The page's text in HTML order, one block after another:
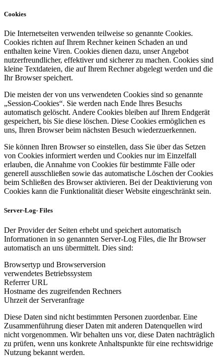
Cookies
Die Internetseiten verwenden teilweise so genannte Cookies.
Cookies richten auf Ihrem Rechner keinen Schaden an und
enthalten keine Viren. Cookies dienen dazu, unser Angebot
nutzerfreundlicher, effektiver und sicherer zu machen. Cookies sind
kleine Textdateien, die auf Ihrem Rechner abgelegt werden und die
Ihr Browser speichert.
Die meisten der von uns verwendeten Cookies sind so genannte
„Session-Cookies“. Sie werden nach Ende Ihres Besuchs
automatisch gelöscht. Andere Cookies bleiben auf Ihrem Endgerät
gespeichert, bis Sie diese löschen. Diese Cookies ermöglichen es
uns, Ihren Browser beim nächsten Besuch wiederzuerkennen.
Sie können Ihren Browser so einstellen, dass Sie über das Setzen
von Cookies informiert werden und Cookies nur im Einzelfall
erlauben, die Annahme von Cookies für bestimmte Fälle oder
generell ausschließen sowie das automatische Löschen der Cookies
beim Schließen des Browser aktivieren. Bei der Deaktivierung von
Cookies kann die Funktionalität dieser Website eingeschränkt sein.
Server-Log- Files
Der Provider der Seiten erhebt und speichert automatisch
Informationen in so genannten Server-Log Files, die Ihr Browser
automatisch an uns übermittelt. Dies sind:
Browsertyp und Browserversion
verwendetes Betriebssystem
Referrer URL
Hostname des zugreifenden Rechners
Uhrzeit der Serveranfrage
Diese Daten sind nicht bestimmten Personen zuordenbar. Eine
Zusammenführung dieser Daten mit anderen Datenquellen wird
nicht vorgenommen. Wir behalten uns vor, diese Daten nachträglich
zu prüfen, wenn uns konkrete Anhaltspunkte für eine rechtswidrige
Nutzung bekannt werden.